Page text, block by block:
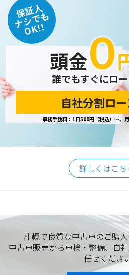
保証人
ナシでも
OK!!
頭金０
誰でもすぐにロ
自社分割ロ
事務手数料：1日500円（税込）～、
詳しくはこち
札幌で良質な中古車のご購
中古車販売から車検・整備、自
任せくださ